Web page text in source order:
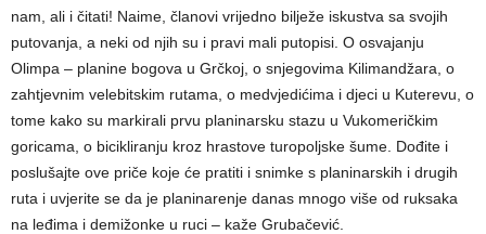
nam, ali i čitati! Naime, članovi vrijedno bilježe iskustva sa svojih
putovanja, a neki od njih su i pravi mali putopisi. O osvajanju
Olimpa – planine bogova u Grčkoj, o snjegovima Kilimandžara, o
zahtjevnim velebitskim rutama, o medvjedićima i djeci u Kuterevu, o
tome kako su markirali prvu planinarsku stazu u Vukomeričkim
goricama, o bicikliranju kroz hrastove turopoljske šume. Dođite i
poslušajte ove priče koje će pratiti i snimke s planinarskih i drugih
ruta i uvjerite se da je planinarenje danas mnogo više od ruksaka
na leđima i demižonke u ruci – kaže Grubačević.